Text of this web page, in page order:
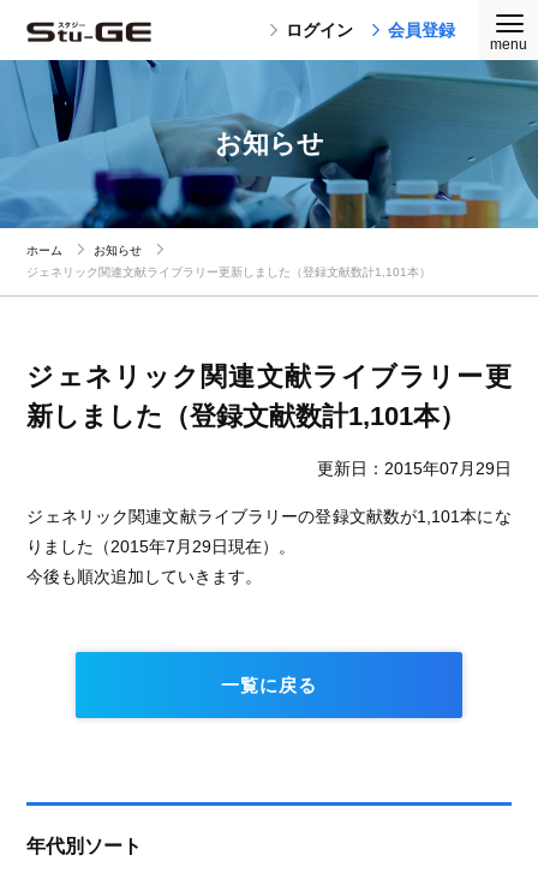
ログイン 会員登録
お知らせ
ホーム
お知らせ
ジェネリック関連文献ライブラリー更新しました（登録文献数計1,101本）
ジェネリック関連文献ライブラリー更
新しました（登録文献数計1,101本）
更新日：2015年07月29日
ジェネリック関連文献ライブラリーの登録文献数が1,101本にな
りました（2015年7月29日現在）。
今後も順次追加していきます。
一覧に戻る
年代別ソート